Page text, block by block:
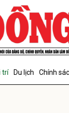
trí Du lịch Chính